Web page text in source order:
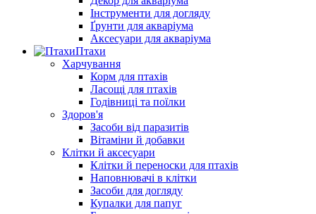
Інструменти для догляду
Ґрунти для акваріума
Аксесуари для акваріума
Птахи
Харчування
Корм для птахів
Ласощі для птахів
Годівниці та поїлки
Здоров'я
Засоби від паразитів
Вітаміни й добавки
Клітки й аксесуари
Клітки й переноски для птахів
Наповнювачі в клітки
Засоби для догляду
Купалки для папуг